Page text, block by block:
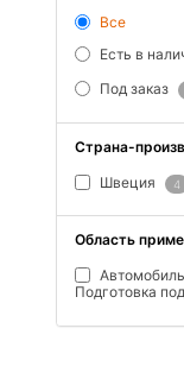
Все
Есть в
Под заказ
Страна-
Швеция 4
Область
Подготовка